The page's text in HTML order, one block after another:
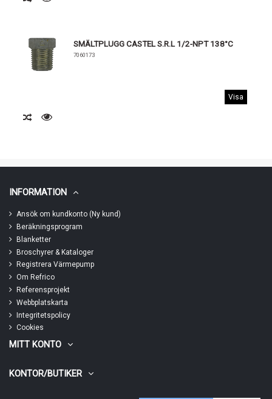
SMÄLTPLUGG CASTEL S.R.L 1/2-NPT 138°C
7060173
Visa
INFORMATION
Ansök om kundkonto (Ny kund)
Beräkningsprogram
Blanketter
Broschyrer & Kataloger
Registrera Värmepump
Om Refrico
Referensprojekt
Webbplatskarta
Integritetspolicy
Cookies
MITT KONTO
KONTOR/BUTIKER